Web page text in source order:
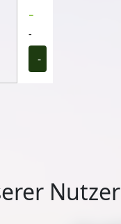
-
-
-
Nutzer